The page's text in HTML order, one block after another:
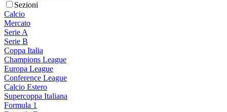
Sezioni
Calcio
Mercato
Serie A
Serie B
Coppa Italia
Champions League
Europa League
Conference League
Calcio Estero
Supercoppa Italiana
Formula 1